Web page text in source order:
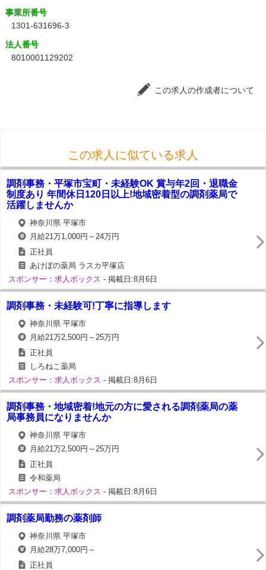
事業所番号
1301-631696-3
法人番号
8010001129202
この求人の作成者について
この求人に似ている求人
調剤事務・平塚市宝町・未経験OK 賞与年2回・退職金
制度あり 年間休日120日以上!地域密着型の調剤薬局で
活躍しませんか
神奈川県 平塚市
月給21万1,000円～24万円
正社員
あけぼの薬局 ラスカ平塚店
スポンサー：求人ボックス - 掲載日:8月6日
調剤事務・未経験可!丁寧に指導します
神奈川県 平塚市
月給21万2,500円～25万円
正社員
しろねこ薬局
スポンサー：求人ボックス - 掲載日:8月6日
調剤事務・地域密着!地元の方に愛される調剤薬局の薬
局事務員になりませんか
神奈川県 平塚市
月給21万2,500円～25万円
正社員
令和薬局
スポンサー：求人ボックス - 掲載日:8月6日
調剤薬局勤務の薬剤師
神奈川県 平塚市
月給28万7,000円～
正社員